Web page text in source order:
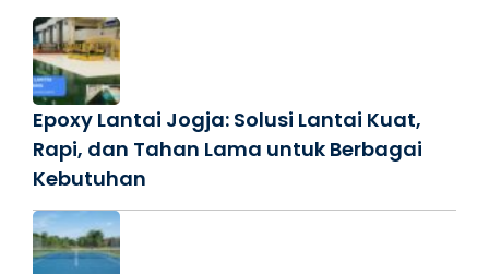
Epoxy Lantai Jogja: Solusi Lantai Kuat,
Rapi, dan Tahan Lama untuk Berbagai
Kebutuhan